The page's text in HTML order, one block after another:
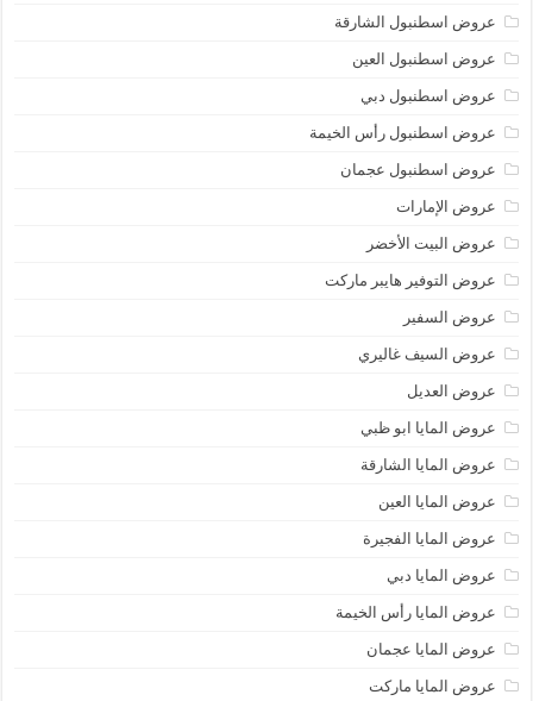
عروض اسطنبول الشارقة
عروض اسطنبول العين
عروض اسطنبول دبي
عروض اسطنبول رأس الخيمة
عروض اسطنبول عجمان
عروض الإمارات
عروض البيت الأخضر
عروض التوفير هايبر ماركت
عروض السفير
عروض السيف غاليري
عروض العديل
عروض المايا ابو ظبي
عروض المايا الشارقة
عروض المايا العين
عروض المايا الفجيرة
عروض المايا دبي
عروض المايا رأس الخيمة
عروض المايا عجمان
عروض المايا ماركت